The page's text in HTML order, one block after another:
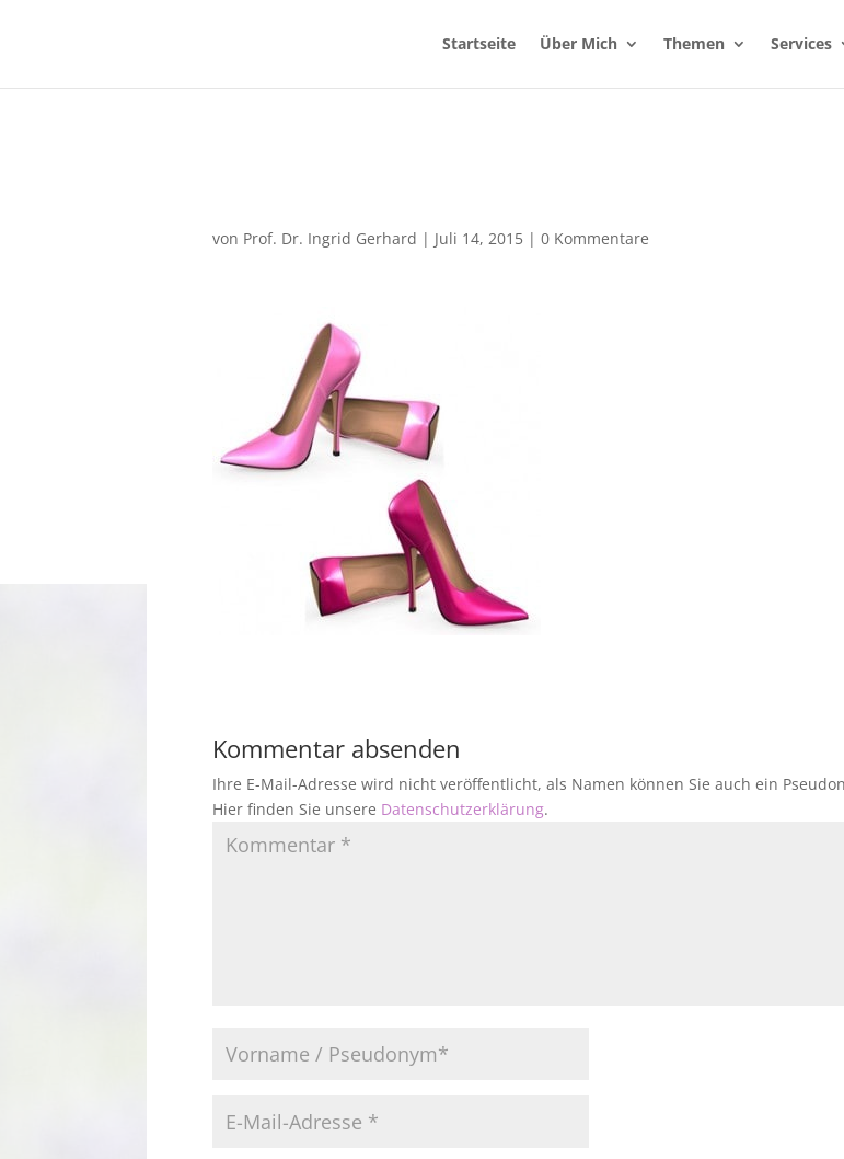
Startseite Über Mich Themen Services
von Prof. Dr. Ingrid Gerhard | Juli 14, 2015| 0 Kommentare
Kommentar absenden
Ihre E-Mail-Adresse wird nicht veröffentlicht, als Namen können Sie auch ein
Hier finden Sie unsere Datenschutzerklärung.